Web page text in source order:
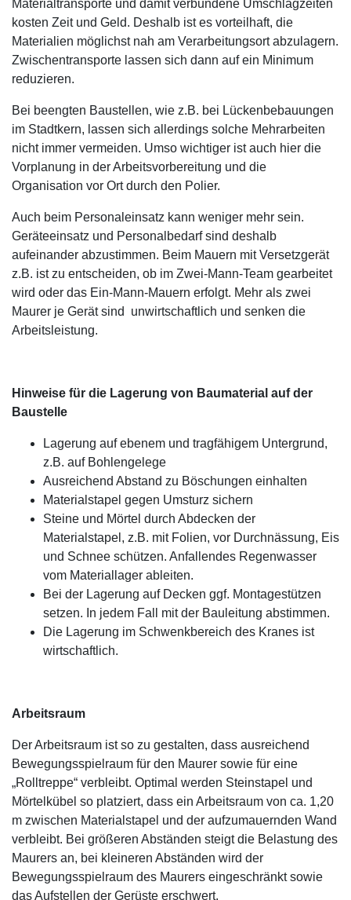
Materialtransporte und damit verbundene Umschlagzeiten
kosten Zeit und Geld. Deshalb ist es vorteilhaft, die
Materialien möglichst nah am Verarbeitungsort abzulagern.
Zwischentransporte lassen sich dann auf ein Minimum
reduzieren.
Bei beengten Baustellen, wie z.B. bei Lückenbebauungen
im Stadtkern, lassen sich allerdings solche Mehrarbeiten
nicht immer vermeiden. Umso wichtiger ist auch hier die
Vorplanung in der Arbeitsvorbereitung und die
Organisation vor Ort durch den Polier.
Auch beim Personaleinsatz kann weniger mehr sein.
Geräteeinsatz und Personalbedarf sind deshalb
aufeinander abzustimmen. Beim Mauern mit Versetzgerät
z.B. ist zu entscheiden, ob im Zwei-Mann-Team gearbeitet
wird oder das Ein-Mann-Mauern erfolgt. Mehr als zwei
Maurer je Gerät sind unwirtschaftlich und senken die
Arbeitsleistung.
Hinweise für die Lagerung von Baumaterial auf der
Baustelle
Lagerung auf ebenem und tragfähigem Untergrund,
z.B. auf Bohlengelege
Ausreichend Abstand zu Böschungen einhalten
Materialstapel gegen Umsturz sichern
Steine und Mörtel durch Abdecken der
Materialstapel, z.B. mit Folien, vor Durchnässung, Eis
und Schnee schützen. Anfallendes Regenwasser
vom Materiallager ableiten.
Bei der Lagerung auf Decken ggf. Montagestützen
setzen. In jedem Fall mit der Bauleitung abstimmen.
Die Lagerung im Schwenkbereich des Kranes ist
wirtschaftlich.
Arbeitsraum
Der Arbeitsraum ist so zu gestalten, dass ausreichend
Bewegungsspielraum für den Maurer sowie für eine
„Rolltreppe“ verbleibt. Optimal werden Steinstapel und
Mörtelkübel so platziert, dass ein Arbeitsraum von ca. 1,20
m zwischen Materialstapel und der aufzumauernden Wand
verbleibt. Bei größeren Abständen steigt die Belastung des
Maurers an, bei kleineren Abständen wird der
Bewegungsspielraum des Maurers eingeschränkt sowie
das Aufstellen der Gerüste erschwert.